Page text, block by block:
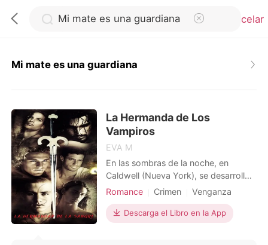
Cancelar
Recargar
Historia
Salir
Mi mate es una guardiana
La Hermanda de Los
Vampiros
EVA M
En las sombras de la noche, en
Caldwell (Nueva York), se desarrolla
una sorda y cruel guerra entre los
una hermandad secreta de seis
vampiros guerreros, los defensores
Romance Crimen
Venganza
Maldición
Vampiros
Mafia
Lujuria/Erótica
Descarga el Libro en la App